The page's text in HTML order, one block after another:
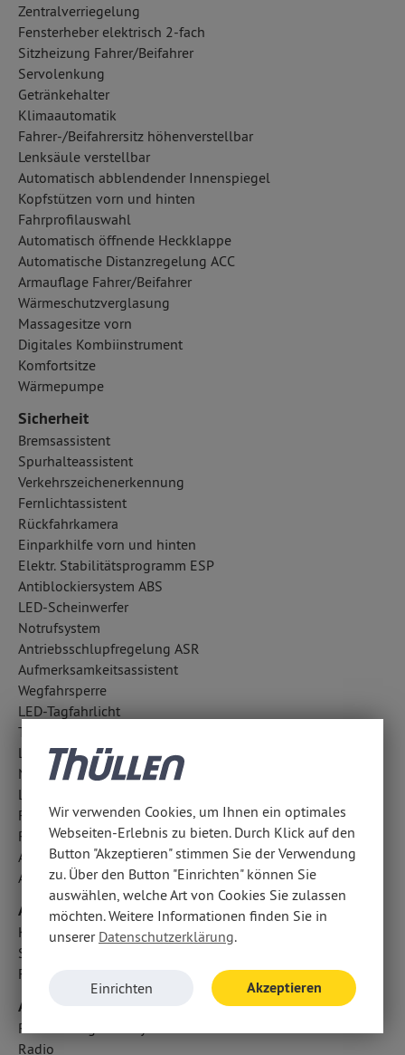
Zentralverriegelung
Fensterheber elektrisch 2-fach
Sitzheizung Fahrer/Beifahrer
Servolenkung
Getränkehalter
Klimaautomatik
Fahrer-/Beifahrersitz höhenverstellbar
Lenksäule verstellbar
Automatisch abblendender Innenspiegel
Kopfstützen vorn und hinten
Fahrprofilauswahl
Automatisch öffnende Heckklappe
Automatische Distanzregelung ACC
Armauflage Fahrer/Beifahrer
Wärmeschutzverglasung
Massagesitze vorn
Digitales Kombiinstrument
Komfortsitze
Wärmepumpe
Sicherheit
Bremsassistent
Spurhalteassistent
Verkehrszeichenerkennung
Fernlichtassistent
Rückfahrkamera
Einparkhilfe vorn und hinten
Elektr. Stabilitätsprogramm ESP
Antiblockiersystem ABS
LED-Scheinwerfer
Notrufsystem
Antriebsschlupfregelung ASR
Aufmerksamkeitsassistent
Wegfahrsperre
LED-Tagfahrlicht
Totwinkel-Assistent
LED-Nebelscheinwerfer
Notbremsassistent
Lichtsensor
Fahrlichtautomatik
Regensensor
Abbiegelicht
Außentemperatur Anzeige
Airbags
Kopfairbag vorn und hinten
Seitenairbag vorn
Fahrer- /Beifahrerairbag
Audio & Kommunikation
Radio-Navigationssystem
Radio
Wir verwenden Cookies, um Ihnen ein optimales
Webseiten-Erlebnis zu bieten. Durch Klick auf den
Button "Akzeptieren" stimmen Sie der Verwendung
zu. Über den Button "Einrichten" können Sie
auswählen, welche Art von Cookies Sie zulassen
möchten. Weitere Informationen finden Sie in
unserer Datenschutzerklärung.
Einrichten Akzeptieren